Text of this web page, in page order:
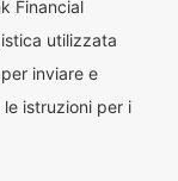
Financial
utilizzata
inviare e
istruzioni per i